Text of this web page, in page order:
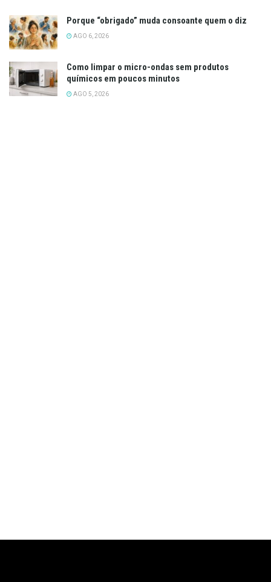
Porque “obrigado” muda consoante quem o diz
AGO 6, 2026
Como limpar o micro-ondas sem produtos
químicos em poucos minutos
AGO 5, 2026